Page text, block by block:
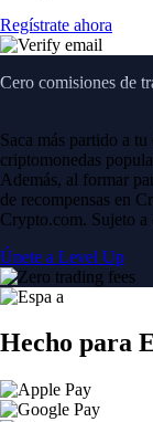
Regístrate ahora
Cero comisiones de
Saca más partido a
criptomonedas
Además, al formar
de recompensas en
Crypto.com. Sujeto a
Únete a Level Up
Hecho para